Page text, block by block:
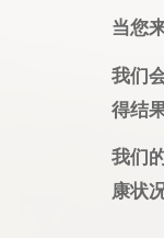
当您
我们
得结
我们
康状